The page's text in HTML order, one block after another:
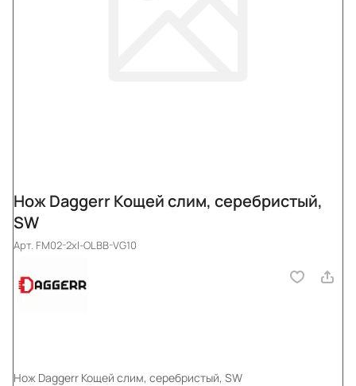
Нож Daggerr Кощей слим, серебристый,
SW
Арт. FM02-2xl-OLBB-VG10
Нож Daggerr Кощей слим, серебристый, SW